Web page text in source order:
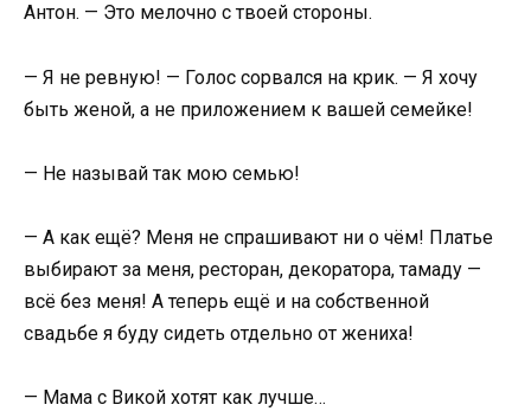
Антон. — Это мелочно с твоей стороны.
— Я не ревную! — Голос сорвался на крик. — Я хочу
быть женой, а не приложением к вашей семейке!
— Не называй так мою семью!
— А как ещё? Меня не спрашивают ни о чём! Платье
выбирают за меня, ресторан, декоратора, тамаду —
всё без меня! А теперь ещё и на собственной
свадьбе я буду сидеть отдельно от жениха!
— Мама с Викой хотят как лучше…